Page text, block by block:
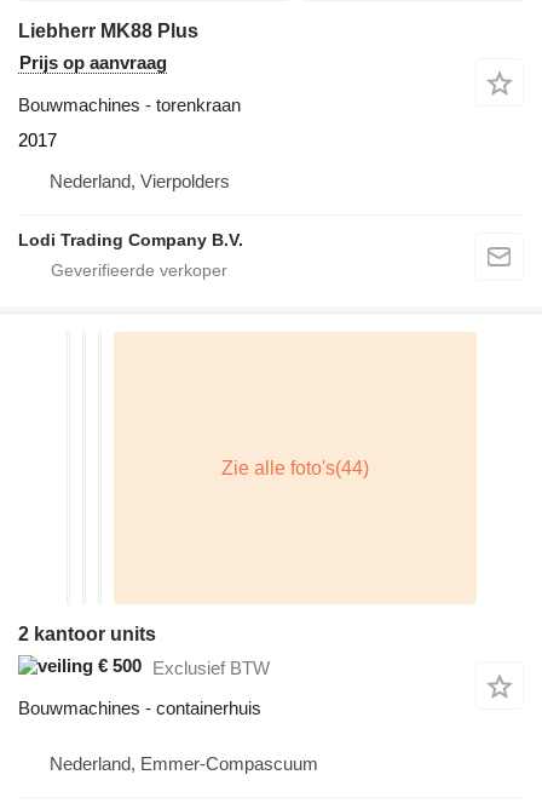
Liebherr MK88 Plus
Prijs op aanvraag
Bouwmachines - torenkraan
2017
Nederland, Vierpolders
Lodi Trading Company B.V.
2 kantoor units
€ 500 Exclusief BTW
Bouwmachines - containerhuis
Nederland, Emmer-Compascuum